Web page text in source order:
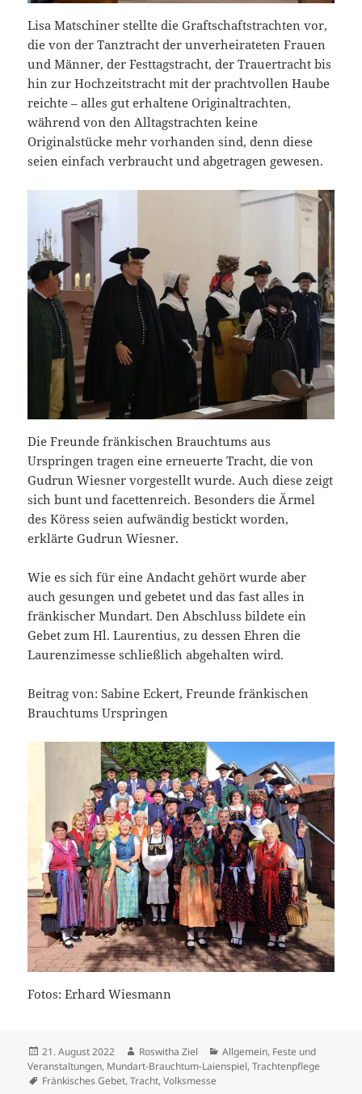
Lisa Matschiner stellte die Graftschaftstrachten vor,
die von der Tanztracht der unverheirateten Frauen
und Männer, der Festtagstracht, der Trauertracht bis
hin zur Hochzeitstracht mit der prachtvollen Haube
reichte – alles gut erhaltene Originaltrachten,
während von den Alltagstrachten keine
Originalstücke mehr vorhanden sind, denn diese
seien einfach verbraucht und abgetragen gewesen.
Die Freunde fränkischen Brauchtums aus
Urspringen tragen eine erneuerte Tracht, die von
Gudrun Wiesner vorgestellt wurde. Auch diese zeigt
sich bunt und facettenreich. Besonders die Ärmel
des Köress seien aufwändig bestickt worden,
erklärte Gudrun Wiesner.
Wie es sich für eine Andacht gehört wurde aber
auch gesungen und gebetet und das fast alles in
fränkischer Mundart. Den Abschluss bildete ein
Gebet zum Hl. Laurentius, zu dessen Ehren die
Laurenzimesse schließlich abgehalten wird.
Beitrag von: Sabine Eckert, Freunde fränkischen
Brauchtums Urspringen
Fotos: Erhard Wiesmann
Veröffentlicht
am
21. August 2022 Autor
Roswitha Ziel Kategorien
Allgemein, Feste und
Veranstaltungen, Mundart-Brauchtum-Laienspiel,Trachtenpflege
Schlagwörter
Fränkisches Gebet,Tracht,Volksmesse